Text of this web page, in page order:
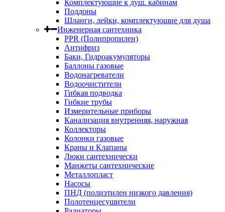
Комплектующие к душ. кабинам
Поддоны
Шланги, лейки, комплектующие для душа
Инженерная сантехника
PPR (Полипропилен)
Антифриз
Баки, Гидроакумуляторы
Баллоны газовые
Водонагреватели
Водоочистители
Гибкая подводка
Гибкие трубы
Измерительные приборы
Канализация внутренняя, наружная
Коллекторы
Колонки газовые
Краны и Клапаны
Люки сантехнически
Манжеты сантехнические
Металлопласт
Насосы
ПНД (полиэтилен низкого давления)
Полотенцесушители